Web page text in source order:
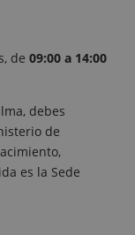
de 09:00 a 14:00
debes
de
es la Sede